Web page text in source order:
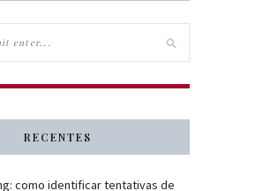
RECENTES
como identificar tentativas de